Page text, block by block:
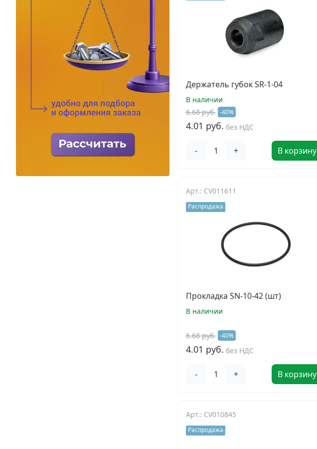
Держатель губок SR-1-04
В наличии
6.68 руб. -40%
4.01 руб. без НДС
- + В корзину
Арт.: CV011611
Распродажа
Прокладка SN-10-42 (шт)
В наличии
6.68 руб. -40%
4.01 руб. без НДС
- + В корзину
Арт.: CV010845
Распродажа